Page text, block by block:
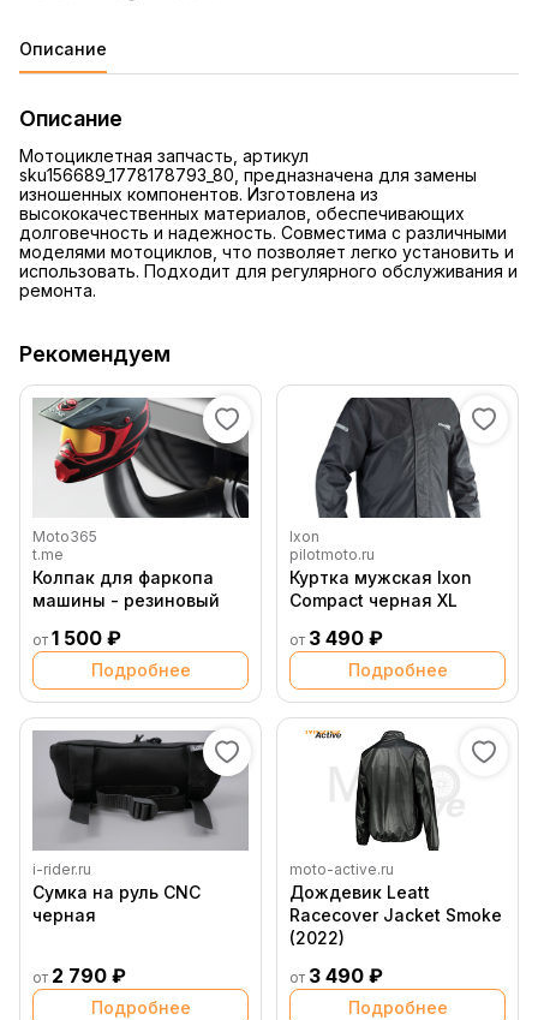
Описание
Описание
Мотоциклетная запчасть, артикул
sku156689_1778178793_80, предназначена для замены
изношенных компонентов. Изготовлена из
высококачественных материалов, обеспечивающих
долговечность и надежность. Совместима с различными
моделями мотоциклов, что позволяет легко установить и
использовать. Подходит для регулярного обслуживания и
ремонта.
Рекомендуем
Moto365
t.me
Колпак для фаркопа
машины - резиновый
от 1 500 ₽
Подробнее
Ixon
pilotmoto.ru
Куртка мужская Ixon
Compact черная XL
от 3 490 ₽
Подробнее
i-rider.ru
Сумка на руль CNC
черная
от 2 790 ₽
Подробнее
moto-active.ru
Дождевик Leatt
Racecover Jacket Smoke
(2022)
от 3 490 ₽
Подробнее